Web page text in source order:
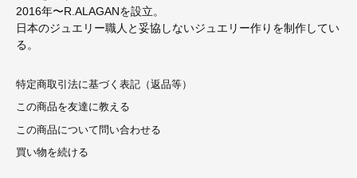
2016年〜R.ALAGANを設立。
日本のジュエリー職人と妥協しないジュエリー作りを制作してい
る。
特定商取引法に基づく表記（返品等）
この商品を友達に教える
この商品について問い合わせる
買い物を続ける